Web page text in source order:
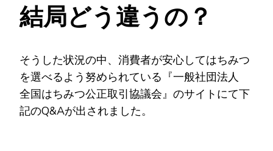
結局どう違うの？
そうした状況の中、消費者が安心してはちみつ
を選べるよう努められている『一般社団法人
全国はちみつ公正取引協議会』のサイトにて下
記のQ&Aが出されました。